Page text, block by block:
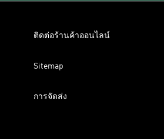
ติดต่อร้านค้าออนไลน์
Sitemap
การจัดส่ง